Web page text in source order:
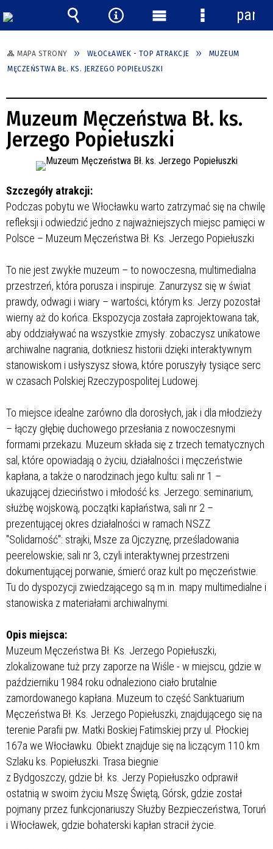
MAPA STRONY WŁOCŁAWEK - TOP ATRAKCJE
MUZEUM
MĘCZEŃSTWA BŁ. KS. JERZEGO POPIEŁUSZKI
Muzeum Męczeństwa Bł. ks.
Jerzego Popiełuszki
Szczegóły atrakcji:
Podczas pobytu we Włocławku warto zatrzymać się na chwilę
refleksji i odwiedzić jedno z najważniejszych miejsc pamięci w
Polsce – Muzeum Męczeństwa Bł. Ks. Jerzego Popiełuszki
To nie jest zwykłe muzeum – to nowoczesna, multimedialna
przestrzeń, która porusza i inspiruje. Zanurzysz się w świat
prawdy, odwagi i wiary – wartości, którym ks. Jerzy pozostał
wierny aż do końca. Ekspozycja została zaprojektowana tak,
aby oddziaływać na wszystkie zmysły: zobaczysz unikatowe
archiwalne nagrania, dotkniesz historii dzięki interaktywnym
stanowiskom i usłyszysz słowa, które poruszyły tysiące serc
w czasach Polskiej Rzeczypospolitej Ludowej.
To miejsce idealne zarówno dla dorosłych, jak i dla młodzieży
– łączy głębię duchowego przesłania z nowoczesnymi
formami przekazu. Muzeum składa się z trzech tematycznych
sal, które opowiadają o życiu, działalności i męczeństwie
kapłana, a także o narodzinach jego kultu: sali nr 1 –
ukazującej dzieciństwo i młodość ks. Jerzego: seminarium,
służbę wojskową, początki kapłaństwa, sali nr 2 –
prezentującej okres działalności w ramach NSZZ
"Solidarność": strajki, Msze za Ojczyznę, prześladowania
peerelowskie; sali nr 3, czyli interaktywnej przestrzeni
dokumentującej porwanie, śmierć oraz kult po męczeństwie.
Tu do dyspozycji zwiedzającego są m.in. mapy multimedialne i
stanowiska z materiałami archiwalnymi.
Opis miejsca:
Muzeum Męczeństwa Bł. Ks. Jerzego Popiełuszki,
zlokalizowane tuż przy zaporze na Wiśle - w miejscu, gdzie w
październiku 1984 roku odnaleziono ciało brutalnie
zamordowanego kapłana. Muzeum to część Sanktuarium
Męczeństwa Bł. Ks. Jerzego Popiełuszki, znajdującego się na
terenie Parafii pw. Matki Boskiej Fatimskiej przy ul. Płockiej
167a we Włocławku. Obiekt znajduje się na liczącym 110 km
Szlaku ks. Popiełuszki. Trasa biegnie
z Bydgoszczy, gdzie bł. ks. Jerzy Popiełuszko odprawił
ostatnią w swoim życiu Mszę Świętą, Górsk, gdzie został
pojmany przez funkcjonariuszy Służby Bezpieczeństwa, Toruń
i Włocławek, gdzie bohaterski kapłan stracił życie.
Wyszukiwarka
Narzędzia
Menu
główne
Menu
szczegółowe
panel